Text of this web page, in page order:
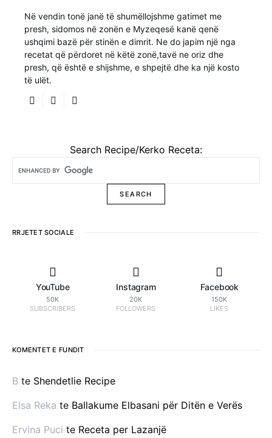
Në vendin tonë janë të shumëllojshme gatimet me
presh, sidomos në zonën e Myzeqesë kanë qenë
ushqimi bazë për stinën e dimrit. Ne do japim një nga
recetat që përdoret në këtë zonë,tavë ne oriz dhe
presh, që është e shijshme, e shpejtë dhe ka një kosto
të ulët.
Search Recipe/Kerko Receta:
RRJETET SOCIALE
YouTube
50K
SUBSCRIBERS
Instagram
20K
FOLLOWERS
Facebook
150K
LIKES
KOMENTET E FUNDIT
B te Shendetlie Recipe
Elsa Reka te Ballakume Elbasani për Ditën e Verës
Ervina Puci te Receta per Lazanjë